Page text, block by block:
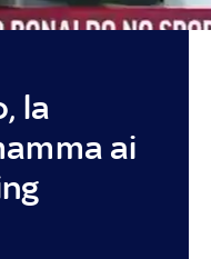
la
ai